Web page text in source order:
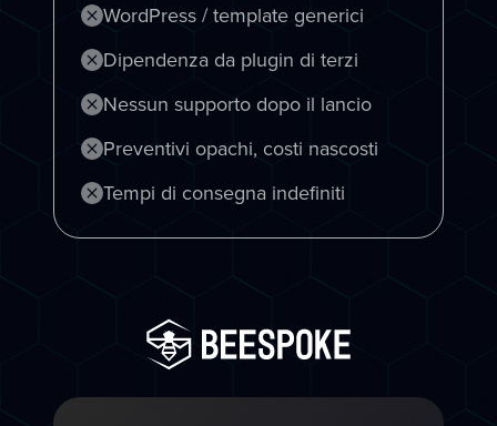
WordPress / template generici
Dipendenza da plugin di terzi
Nessun supporto dopo il lancio
Preventivi opachi, costi nascosti
Tempi di consegna indefiniti